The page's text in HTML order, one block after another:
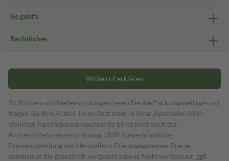
So geht's
Rechtliches
Widerruf erklären
Zu Risiken und Nebenwirkungen lesen Sie die Packungsbeilage und
fragen Sie Ihre Ärztin, Ihren Arzt oder in Ihrer Apotheke. AVP:
Üblicher Apothekenverkaufspreis berechnet nach der
Arzneimittelpreisverordnung. UVP: Unverbindliche
Preisempfehlung des Herstellers. Die angegebenen Preise
beinhalten die gesetzlich vorgeschriebene Mehrwertsteuer, ggf.